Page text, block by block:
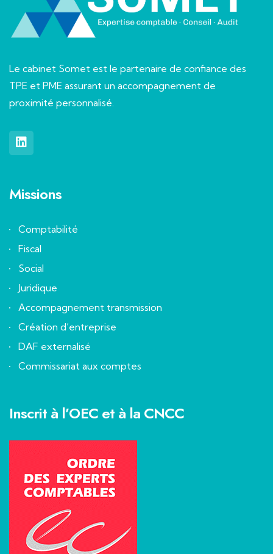
Le cabinet Somet est le partenaire de confiance des
TPE et PME assurant un accompagnement de
proximité personnalisé.
Missions
Comptabilité
Fiscal
Social
Juridique
Accompagnement transmission
Création d’entreprise
DAF externalisé
Commissariat aux comptes
Inscrit à l’OEC et à la CNCC